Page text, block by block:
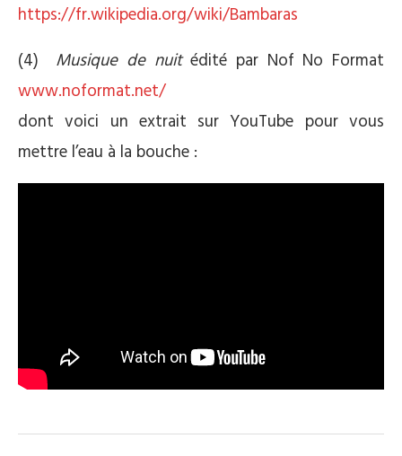
https://fr.wikipedia.org/wiki/Bambaras
(4) Musique de nuitédité par Nof No Format
www.noformat.net/
dont voici un extrait sur YouTube pour vous
mettre l’eau à la bouche :